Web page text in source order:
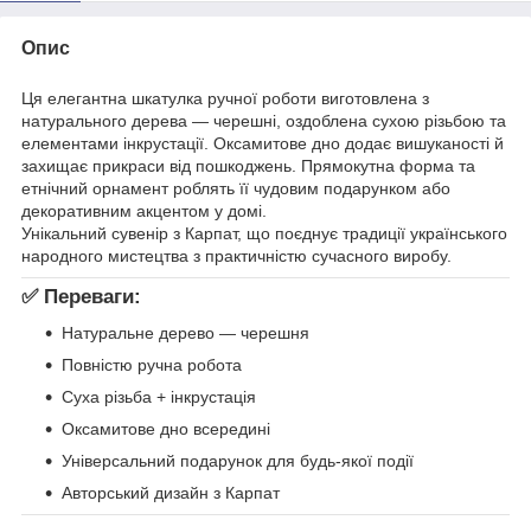
Опис
Ця елегантна шкатулка ручної роботи виготовлена з
натурального дерева — черешні, оздоблена сухою різьбою та
елементами інкрустації. Оксамитове дно додає вишуканості й
захищає прикраси від пошкоджень. Прямокутна форма та
етнічний орнамент роблять її чудовим подарунком або
декоративним акцентом у домі.
Унікальний сувенір з Карпат, що поєднує традиції українського
народного мистецтва з практичністю сучасного виробу.
✅ Переваги:
Натуральне дерево — черешня
Повністю ручна робота
Суха різьба + інкрустація
Оксамитове дно всередині
Універсальний подарунок для будь-якої події
Авторський дизайн з Карпат